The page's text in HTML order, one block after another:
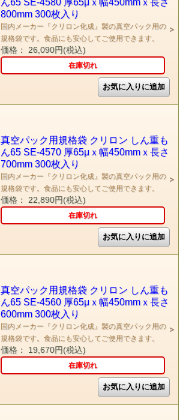
ん65 SE-4580 厚65μｘ幅450mmｘ長さ
800mm 300枚入り
国内メーカー『クリロン化成』製の真空パック用の
規格袋です。食品にも安心してご使用できます。
価格： 26,090円(税込)
在庫切れ
真空パック用規格袋 クリロン しん重も
ん65 SE-4570 厚65μｘ幅450mmｘ長さ
700mm 300枚入り
国内メーカー『クリロン化成』製の真空パック用の
規格袋です。食品にも安心してご使用できます。
価格： 22,890円(税込)
在庫切れ
真空パック用規格袋 クリロン しん重も
ん65 SE-4560 厚65μｘ幅450mmｘ長さ
600mm 300枚入り
国内メーカー『クリロン化成』製の真空パック用の
規格袋です。食品にも安心してご使用できます。
価格： 19,670円(税込)
在庫切れ